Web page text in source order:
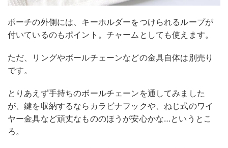
ポーチの外側には、キーホルダーをつけられるループが
付いているのもポイント。チャームとしても使えます。
ただ、リングやボールチェーンなどの金具自体は別売り
です。
とりあえず手持ちのボールチェーンを通してみました
が、鍵を収納するならカラビナフックや、ねじ式のワイ
ヤー金具など頑丈なもののほうが安心かな…というとこ
ろ。